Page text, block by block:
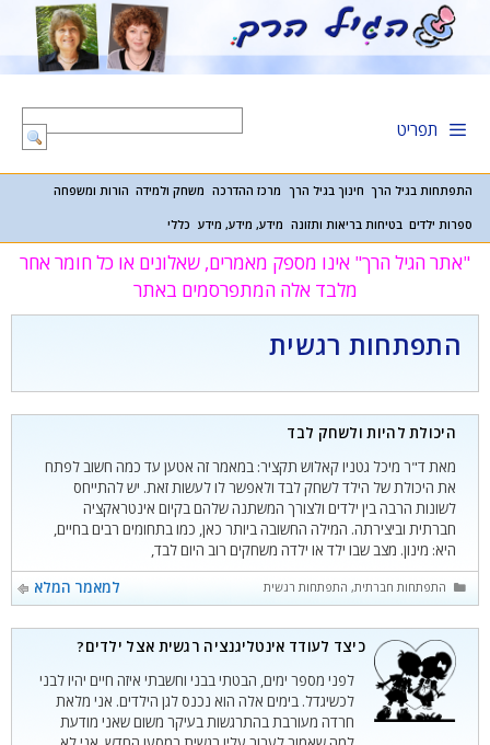
לתוכן
תפריט
התפתחות בגיל הרך חינוך בגיל הרך מרכז ההדרכה משחק ולמידה הורות ומשפחה
ספרות ילדים בטיחות בריאות ותזונה מידע, מידע, מידע כללי
"אתר הגיל הרך" אינו מספק מאמרים, שאלונים או כל חומר אחר
מלבד אלה המתפרסמים באתר
התפתחות רגשית
היכולת להיות ולשחק לבד
מאת ד"ר מיכל גטניו קאלוש תקציר: במאמר זה אטען עד כמה חשוב לפתח
את היכולת של הילד לשחק לבד ולאפשר לו לעשות זאת. יש להתייחס
לשונות הרבה בין ילדים ולצורך המשתנה שלהם בקיום אינטראקציה
חברתית וביצירתה. המילה החשובה ביותר כאן, כמו בתחומים רבים בחיים,
היא: מינון. מצב שבו ילד או ילדה משחקים רוב היום לבד,
למאמר המלא
קטגוריות
התפתחות חברתית, התפתחות רגשית
כיצד לעודד אינטליגנציה רגשית אצל ילדים?
לפני מספר ימים, הבטתי בבני וחשבתי איזה חיים יהיו לבני
לכשיגדל. בימים אלה הוא נכנס לגן הילדים. אני מלאת
חרדה מעורבת בהתרגשות בעיקר משום שאני מודעת